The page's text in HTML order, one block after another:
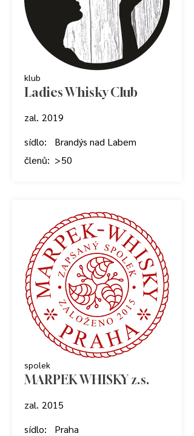
zal. 2019
sídlo:
Brandýs nad Labem
členů: > 50
klub
Ladies Whisky Club
zal. 2015
sídlo:
Praha
spolek
MARPEK WHISKY z. s.